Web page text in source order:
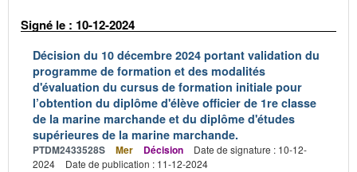
Signé le : 10-12-2024
Décision du 10 décembre 2024 portant validation du
programme de formation et des modalités
d'évaluation du cursus de formation initiale pour
l’obtention du diplôme d'élève officier de 1re classe
de la marine marchande et du diplôme d'études
supérieures de la marine marchande.
PTDM2433528S Mer Décision
Date de signature : 10-12-
2024
Date de publication : 11-12-2024